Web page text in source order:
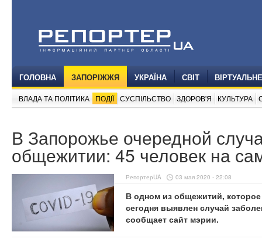
ГОЛОВНА ЗАПОРІЖЖЯ УКРАЇНА СВІТ
ВЛАДА ТА ПОЛІТИКА ПОДІЇ СУСПІЛЬСТВО ЗДОРОВ'Я КУЛЬТУРА
В Запорожье очередной
общежитии: 45 человек на
РепортерUA 03 мая 2020 - 22:08
В одном из общежитий,
сегодня выявлен случай
сообщает сайт мэрии.